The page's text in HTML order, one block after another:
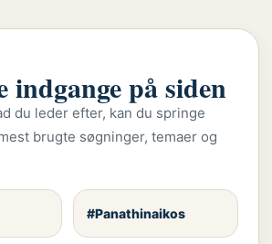
indgange på siden
du leder efter, kan du springe
brugte søgninger, temaer og
#Panathinaikos